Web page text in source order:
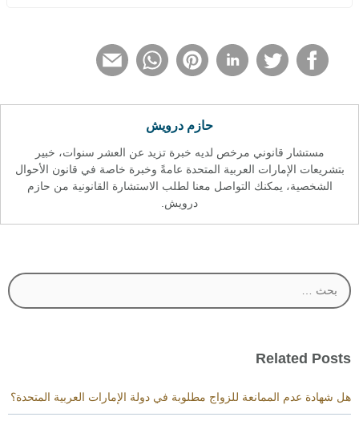
حازم درويش
مستشار قانوني مرخص لديه خبرة تزيد عن العشر سنوات، خبير
بتشريعات الإمارات العربية المتحدة عامةً وخبرة خاصة في قانون الأحوال
الشخصية، يمكنك التواصل معنا لطلب الاستشارة القانونية من حازم
درويش.
البحث
عن:
Related Posts
هل شهادة عدم الممانعة للزواج مطلوبة في دولة الإمارات العربية المتحدة؟